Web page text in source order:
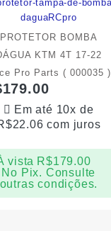
PROTETOR BOMBA
KTM 4T 17-22
Pro Parts ( 000035 )
179.00
Em até 10x de
22.06 com juros
vista R$179.00
No Pix. Consulte
outras condições.